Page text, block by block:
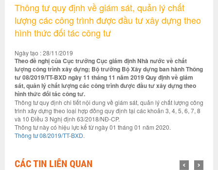
Thông tư quy định về giám sát, quản lý chất
lượng các công trình được đầu tư xây dựng theo
hình thức đối tác công tư
Ngày tạo : 28/11/2019
Theo đề nghị của Cục trưởng Cục giám định Nhà nước về chất
lượng công trình xây dựng; Bộ trưởng Bộ Xây dựng ban hành Thông
tư 08/2019/TT-BXD ngày 11 tháng 11 năm 2019 Quy định về giám
sát, quản lý chất lượng các công trình được đầu tư xây dựng theo
hình thức đối tác công tư.
Thông tư quy định chi tiết nội dung về giám sát, quản lý chất lượng công
trình xây dựng theo loại hợp đồng quy định tại các khoản 3, 4, 5, 6, 7, 8
và 10 Điều 3 Nghị định 63/2018/NĐ-CP.
Thông tư này có hiệu lực kể từ ngày 01 tháng 01 năm 2020.
Thông tư 08/2019/TT-BXD.
CÁC TIN LIÊN QUAN